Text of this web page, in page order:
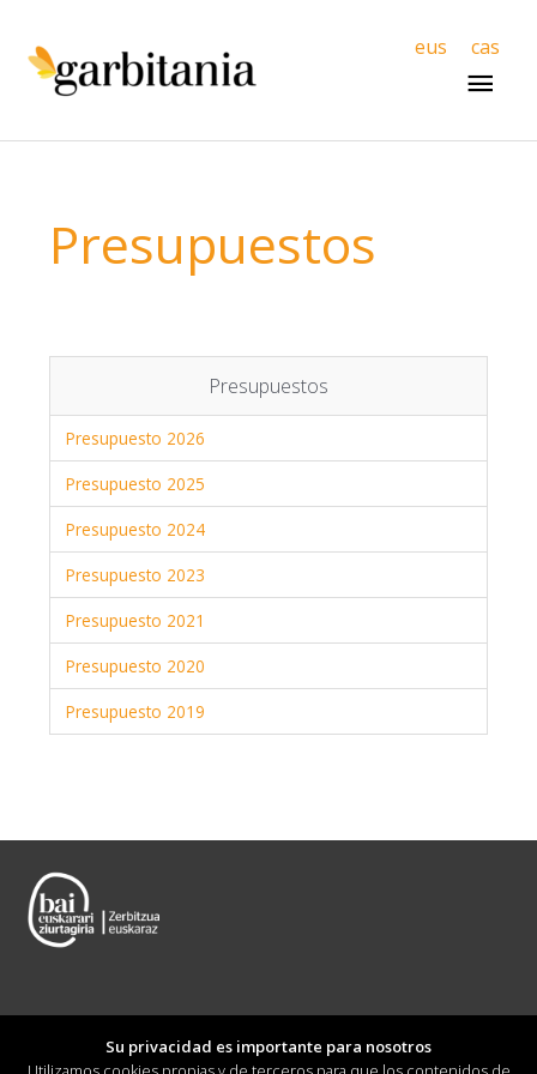
eus cas
Presupuestos
Presupuestos
Presupuesto 2026
Presupuesto 2025
Presupuesto 2024
Presupuesto 2023
Presupuesto 2021
Presupuesto 2020
Presupuesto 2019
Su privacidad es importante para nosotros